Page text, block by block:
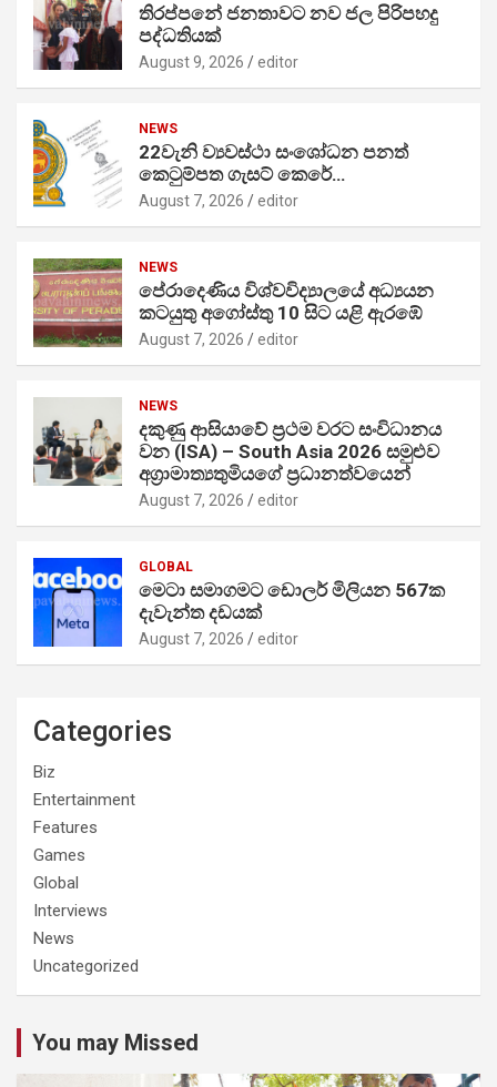
තිරප්පනේ ජනතාවට නව ජල පිරිපහදු
පද්ධතියක්
August 9, 2026 editor
NEWS
22වැනි ව්‍යවස්ථා සංශෝධන පනත්
කෙටුම්පත ගැසට් කෙරේ…
August 7, 2026 editor
NEWS
පේරාදෙණිය විශ්වවිද්‍යාලයේ අධ්‍යයන
කටයුතු අගෝස්තු 10 සිට යළි ඇරඹේ
August 7, 2026 editor
NEWS
දකුණු ආසියාවේ ප්‍රථම වරට සංවිධානය
වන (ISA) – South Asia 2026 සමුළුව
අග්‍රාමාත්‍යතුමියගේ ප්‍රධානත්වයෙන්
August 7, 2026 editor
GLOBAL
මෙටා සමාගමට ඩොලර් මිලියන 567ක
දැවැන්ත දඩයක්
August 7, 2026 editor
Categories
Biz
Entertainment
Features
Games
Global
Interviews
News
Uncategorized
You may Missed